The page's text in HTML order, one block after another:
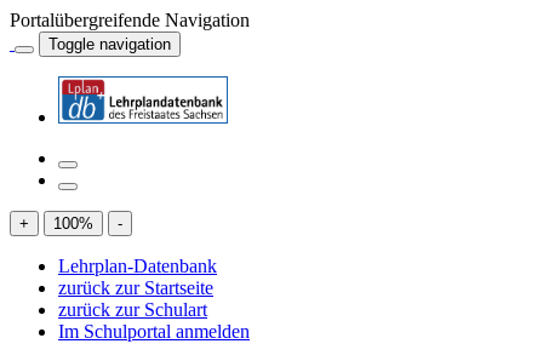
Portalübergreifende Navigation
Toggle navigation
+ 100% -
Lehrplan-Datenbank
zurück zur Startseite
zurück zur Schulart
Im Schulportal anmelden